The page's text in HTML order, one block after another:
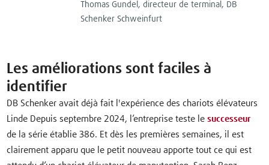
Thomas Gundel, directeur de terminal, DB
Schenker Schweinfurt
Les améliorations sont faciles à
identifier
DB Schenker avait déjà fait l'expérience des chariots élévateurs
Linde Depuis septembre 2024, l’entreprise teste lesuccesseur
de la série établie 386. Et dès les premières semaines, il est
clairement apparu que le petit nouveau apporte tout ce qui est